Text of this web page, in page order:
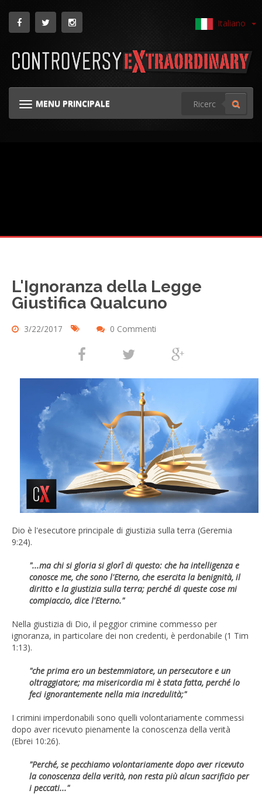
Italiano
MENU PRINCIPALE
NAVIGAZIONE GINOCCHIERA
L'Ignoranza della Legge
Giustifica Qualcuno
3/22/2017 0 Commenti
Dio è l'esecutore principale di giustizia sulla terra (Geremia
9:24).
"...ma chi si gloria si glorî di questo: che ha intelligenza e
conosce me, che sono l'Eterno, che esercita la benignità, il
diritto e la giustizia sulla terra; perché di queste cose mi
compiaccio, dice l'Eterno."
Nella giustizia di Dio, il peggior crimine commesso per
ignoranza, in particolare dei non credenti, è perdonabile (1 Tim
1:13).
"che prima ero un bestemmiatore, un persecutore e un
oltraggiatore; ma misericordia mi è stata fatta, perché lo
feci ignorantemente nella mia incredulità;"
I crimini imperdonabili sono quelli volontariamente commessi
dopo aver ricevuto pienamente la conoscenza della verità
(Ebrei 10:26).
"Perché, se pecchiamo volontariamente dopo aver ricevuto
la conoscenza della verità, non resta più alcun sacrificio per
i peccati..."